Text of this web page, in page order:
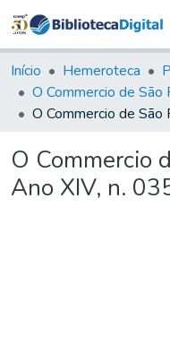
Início Hemeroteca
O Commercio de São
O Commercio
Ano XIV, n.